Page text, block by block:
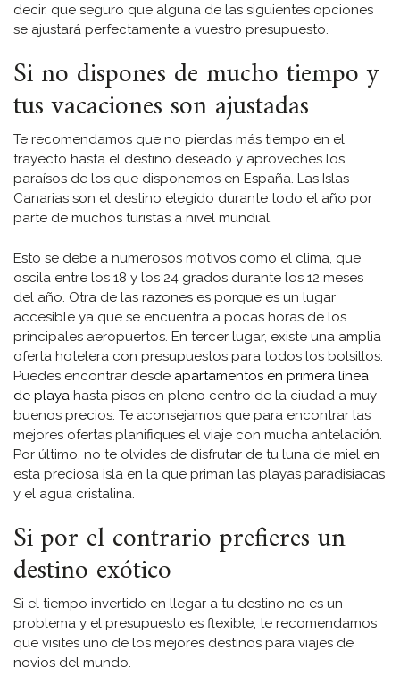
decir, que seguro que alguna de las siguientes opciones
se ajustará perfectamente a vuestro presupuesto.
Si no dispones de mucho tiempo y
tus vacaciones son ajustadas
Te recomendamos que no pierdas más tiempo en el
trayecto hasta el destino deseado y aproveches los
paraísos de los que disponemos en España. Las Islas
Canarias son el destino elegido durante todo el año por
parte de muchos turistas a nivel mundial.
Esto se debe a numerosos motivos como el clima, que
oscila entre los 18 y los 24 grados durante los 12 meses
del año. Otra de las razones es porque es un lugar
accesible ya que se encuentra a pocas horas de los
principales aeropuertos. En tercer lugar, existe una amplia
oferta hotelera con presupuestos para todos los bolsillos.
Puedes encontrar desde apartamentos en primera línea
de playa hasta pisos en pleno centro de la ciudad a muy
buenos precios. Te aconsejamos que para encontrar las
mejores ofertas planifiques el viaje con mucha antelación.
Por último, no te olvides de disfrutar de tu luna de miel en
esta preciosa isla en la que priman las playas paradisiacas
y el agua cristalina.
Si por el contrario prefieres un
destino exótico
Si el tiempo invertido en llegar a tu destino no es un
problema y el presupuesto es flexible, te recomendamos
que visites uno de los mejores destinos para viajes de
novios del mundo.